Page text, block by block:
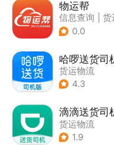
物运帮
信息查询
货
0.0
哈啰送货司
货运物流
4.3
滴滴送货司
货运物流
1.9